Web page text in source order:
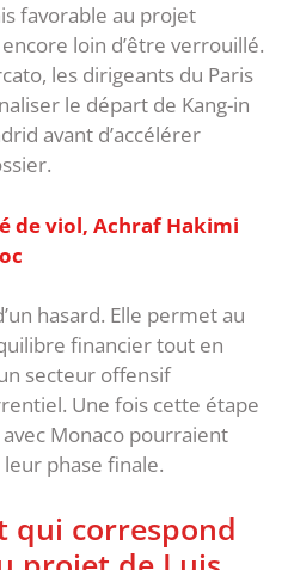
favorable au projet
loin d’être verrouillé.
les dirigeants du Paris
le départ de Kang-in
avant d’accélérer
de viol, Achraf Hakimi
hasard. Elle permet au
financier tout en
secteur offensif
Une fois cette étape
Monaco pourraient
phase finale.
qui correspond